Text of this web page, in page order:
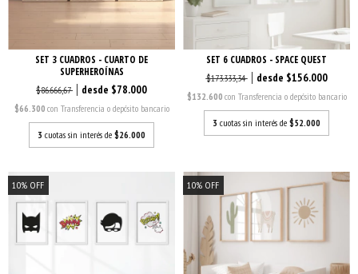
SET 3 CUADROS - CUARTO DE
SUPERHEROÍNAS
$86.666,67 $78.000
$66.300 con Transferencia o depósito bancario
3 cuotas sin interés de $26.000
SET 6 CUADROS - SPACE QUEST
$173.333,34 $156.000
$132.600 con Transferencia o depósito bancario
3 cuotas sin interés de $52.000
10% OFF 10% OFF